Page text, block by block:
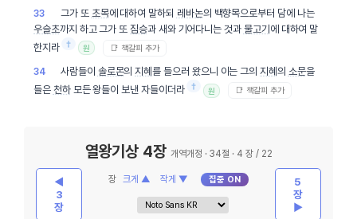
33 그가 또 초목에 대하여 말하되 레바논의 백향목으로부터 담에 나는
우슬초까지 하고 그가 또짐승과 새와 기어다니는 것과 물고기에 대하여 말
한지라 † 원 📑 책갈피 추가
34 사람들이 솔로몬의지혜를 들으러 왔으니 이는 그의지혜 의 소문을
들은 천하모든 왕들이 보낸 자들이더라 † 원 📑 책갈피 추가
◀
3
장
열왕기상 4장 개역개정 · 34절 · 4 장 / 22
장 크게 ▲ 작게 ▼ 집중 ON
5
장
▶